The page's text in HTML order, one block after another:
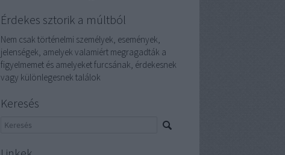
Érdekes sztorik a múltból
Nem csak történelmi személyek, események,
jelenségek, amelyek valamiért megragadták a
figyelmemet és amelyeket furcsának, érdekesnek
vagy különlegesnek találok
Keresés